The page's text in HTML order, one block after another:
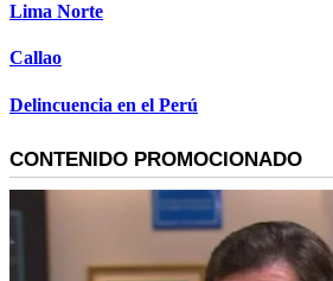
Lima Norte
Callao
Delincuencia en el Perú